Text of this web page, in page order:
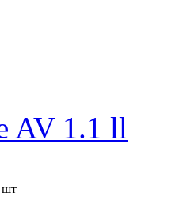
AV 1.1 ll
шт